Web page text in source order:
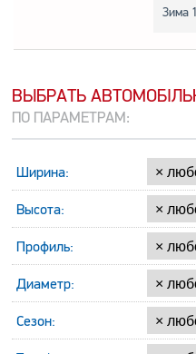
Зима
ВЫБРАТЬ
ПО ПАРАМЕТРАМ:
Ширина:
Высота:
Профиль:
Диаметр:
Сезон: